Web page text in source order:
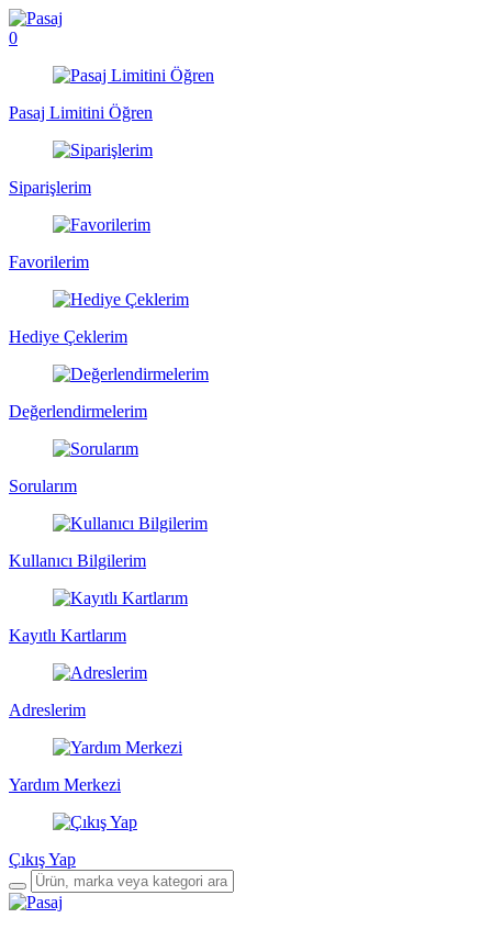
0
Pasaj Limitini Öğren
Siparişlerim
Favorilerim
Hediye Çeklerim
Değerlendirmelerim
Sorularım
Kullanıcı Bilgilerim
Kayıtlı Kartlarım
Adreslerim
Yardım Merkezi
Çıkış Yap